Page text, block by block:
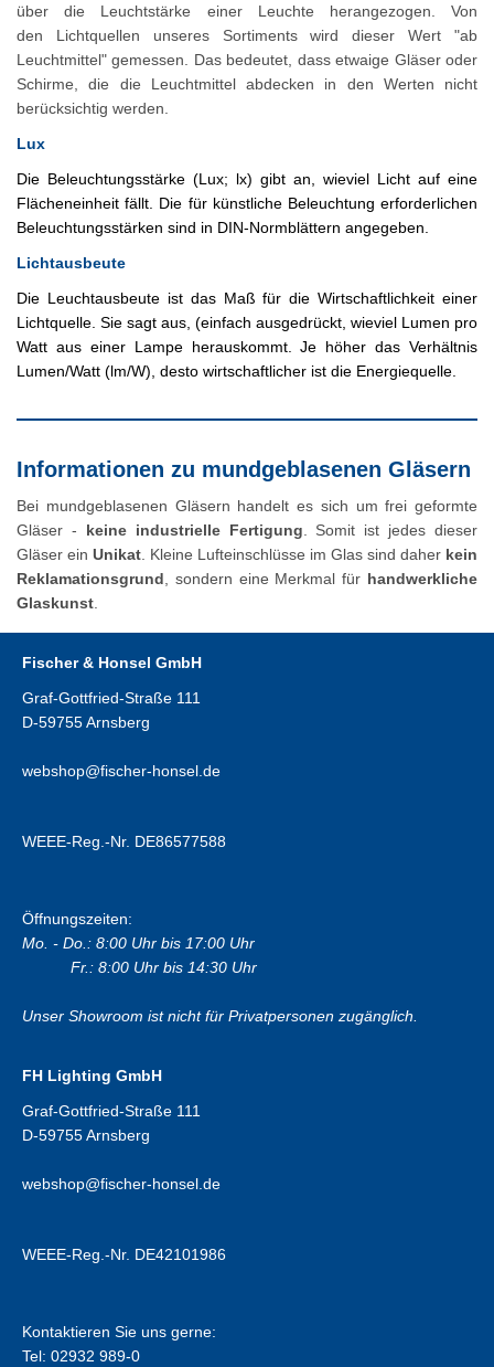
über die Leuchtstärke einer Leuchte herangezogen. Von
den Lichtquellen unseres Sortiments wird dieser Wert "ab
Leuchtmittel" gemessen. Das bedeutet, dass etwaige Gläser oder
Schirme, die die Leuchtmittel abdecken in den Werten nicht
berücksichtig werden.
Lux
Die Beleuchtungsstärke (Lux; lx) gibt an, wieviel Licht auf eine
Flächeneinheit fällt. Die für künstliche Beleuchtung erforderlichen
Beleuchtungsstärken sind in DIN-Normblättern angegeben.
Lichtausbeute
Die Leuchtausbeute ist das Maß für die Wirtschaftlichkeit einer
Lichtquelle. Sie sagt aus, (einfach ausgedrückt, wieviel Lumen pro
Watt aus einer Lampe herauskommt. Je höher das Verhältnis
Lumen/Watt (lm/W), desto wirtschaftlicher ist die Energiequelle.
Informationen zu mundgeblasenen Gläsern
Bei mundgeblasenen Gläsern handelt es sich um frei geformte
Gläser - keine industrielle Fertigung . Somit ist jedes dieser
Gläser ein Unikat . Kleine Lufteinschlüsse im Glas sind daher kein
Reklamationsgrund , sondern eine Merkmal für handwerkliche
Glaskunst
Fischer & Honsel GmbH
Graf-Gottfried-Straße 111
D-59755 Arnsberg
webshop@fischer-honsel.de
WEEE-Reg.-Nr. DE86577588
Öffnungszeiten:
Mo. - Do.: 8:00 Uhr bis 17:00 Uhr
Fr.: 8:00 Uhr bis 14:30 Uhr
Unser Showroom ist nicht für Privatpersonen zugänglich.
FH Lighting GmbH
Graf-Gottfried-Straße 111
D-59755 Arnsberg
webshop@fischer-honsel.de
WEEE-Reg.-Nr. DE42101986
Kontaktieren Sie uns gerne:
Tel: 02932 989-0